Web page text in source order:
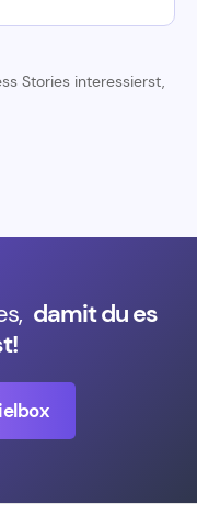
Stories interessierst,
damit du es